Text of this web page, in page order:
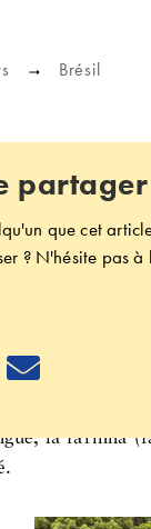
Brésil
rendu visite
l'équipe
Belem ou de
plus je me
mais de
le nord-est, où
d'eau et
la farinha
partager
que cet
? N'hésite pas à
